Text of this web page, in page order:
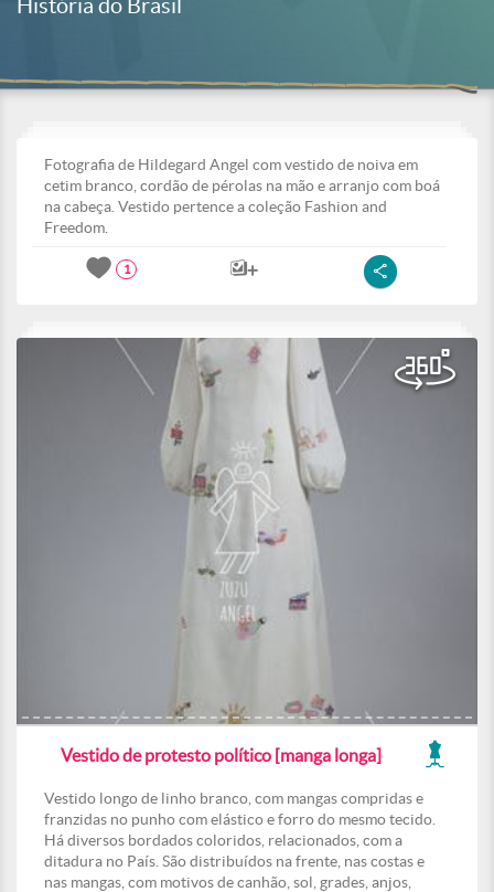
História do Brasil
Fotografia de Hildegard Angel com vestido de noiva em
cetim branco, cordão de pérolas na mão e arranjo com boá
na cabeça. Vestido pertence a coleção Fashion and
Freedom.
1
Vestido de protesto político [manga longa]
Vestido longo de linho branco, com mangas compridas e
franzidas no punho com elástico e forro do mesmo tecido.
Há diversos bordados coloridos, relacionados, com a
ditadura no País. São distribuídos na frente, nas costas e
nas mangas, com motivos de canhão, sol, grades, anjos,